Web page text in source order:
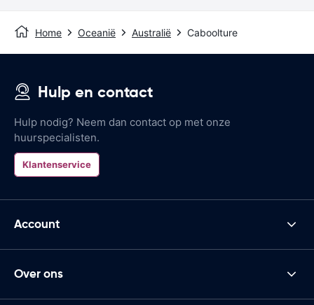
Home Oceanië Australië Caboolture
Hulp en contact
Hulp nodig? Neem dan contact op met onze
huurspecialisten.
Klantenservice
Account
Over ons